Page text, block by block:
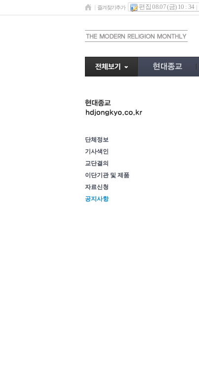
즐겨찾기추가 편집 08.07 (금) 10 : 34
단체정보
기사색인
교단결의
이단기관 및 제품
자료신청
공지사항